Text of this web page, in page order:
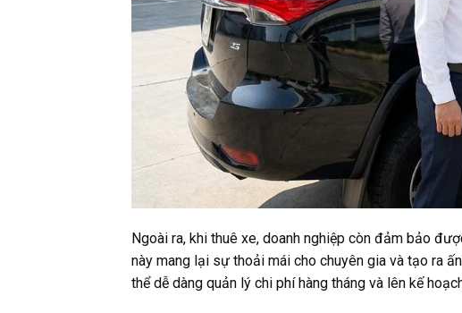
Ngoài ra, khi thuê xe, doanh nghiệp còn đảm bảo
này mang lại sự thoải mái cho chuyên gia và tạo ra
thể dễ dàng quản lý chi phí hàng tháng và lên kế